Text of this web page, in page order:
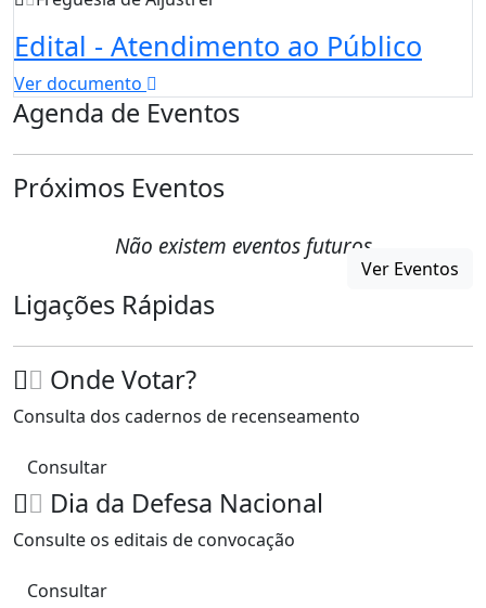
Edital - Atendimento ao Público
Ver documento
Agenda de Eventos
Próximos Eventos
Não existem eventos futuros
Ver Eventos
Ligações Rápidas
Onde Votar?
Consulta dos cadernos de recenseamento
Consultar
Dia da Defesa Nacional
Consulte os editais de convocação
Consultar